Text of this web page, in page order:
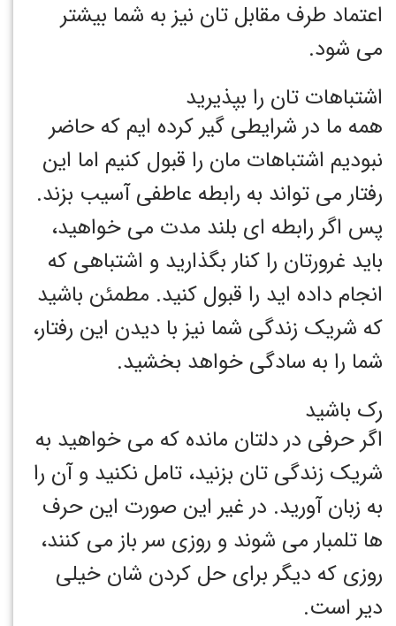
اعتماد طرف مقابل تان نیز به شما بیشتر
می شود.
اشتباهات تان را بپذیرید
همه ما در شرایطی گیر کرده ایم که حاضر
نبودیم اشتباهات مان را قبول کنیم اما این
رفتار می تواند به رابطه عاطفی آسیب بزند.
پس اگر رابطه ای بلند مدت می خواهید،
باید غرورتان را کنار بگذارید و اشتباهی که
انجام داده اید را قبول کنید. مطمئن باشید
که شریک زندگی شما نیز با دیدن این رفتار،
شما را به سادگی خواهد بخشید.
رک باشید
اگر حرفی در دلتان مانده که می خواهید به
شریک زندگی تان بزنید، تامل نکنید و آن را
به زبان آورید. در غیر این صورت این حرف
ها تلمبار می شوند و روزی سر باز می کنند،
روزی که دیگر برای حل کردن شان خیلی
دیر است.